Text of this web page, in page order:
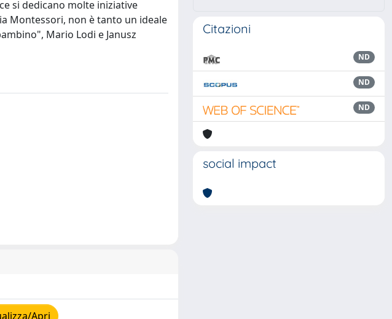
si dedicano molte iniziative
Montessori, non è tanto un ideale
Mario Lodi e Janusz
Apri
Citazioni
ND
ND
ND
social impact